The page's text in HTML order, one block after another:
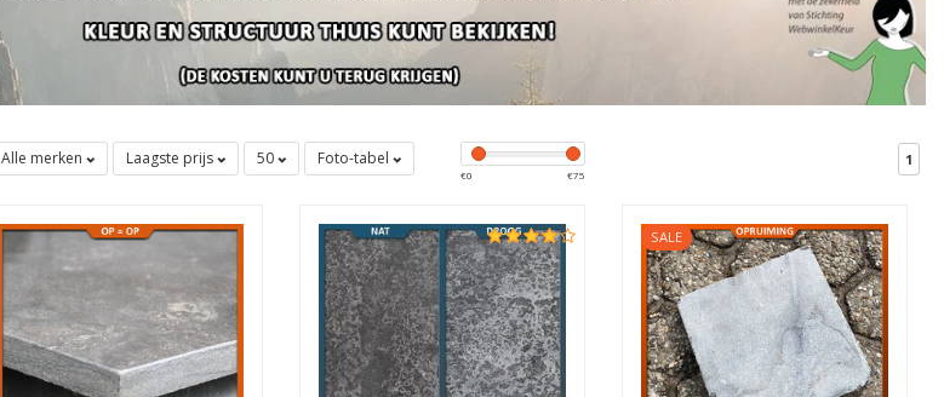
Alle merken Laagste prijs 50 Foto-tabel
€0 €75
1
SALE